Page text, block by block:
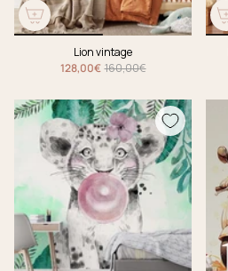
Lion vintage
128,00€ 160,00€